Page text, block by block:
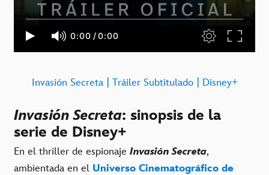
Invasión Secreta | Tráiler Subtitulado | Disney+
Invasión Secreta: sinopsis de la
serie de Disney+
En el thriller de espionaje Invasión Secreta,
ambientada en el Universo Cinematográfico de